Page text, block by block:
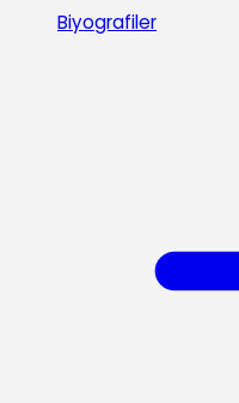
Biyografiler